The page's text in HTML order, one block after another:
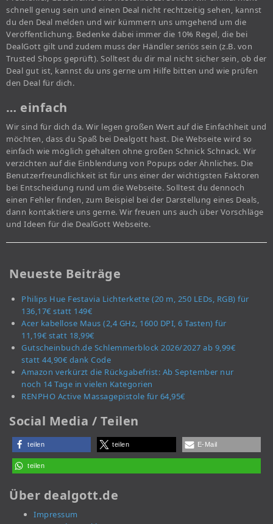
schnell genug sein und einen Deal nicht rechtzeitig sehen, kannst
du den Deal melden und wir kümmern uns umgehend um die
Veröffentlichung. Bedenke dabei immer die 10% Regel, die bei
DealGott gilt und zudem muss der Händler seriös sein (z.B. von
Trusted Shops geprüft). Solltest du dir mal nicht sicher sein, ob der
Deal gut ist, kannst du uns gerne um Hilfe bitten und wie prüfen
den Deal für dich.
… einfach
Wir sind für dich da. Wir legen großen Wert auf die Einfachheit und
möchten, dass du Spaß bei Dealgott hast. Die Webseite wird so
einfach wie möglich gehalten ohne großen Schnick Schnack. Wir
verzichten auf die Einblendung von Popups oder Ähnliches. Die
Benutzerfreundlichkeit ist für uns einer der wichtigsten Faktoren
bei Entscheidung rund um die Webseite. Solltest du dennoch
einen Fehler finden, zum Beispiel bei der Darstellung eines Deals,
dann kontaktiere uns gerne. Wir freuen uns auch über Vorschläge
und Ideen für die DealGott Webseite.
Neueste Beiträge
Philips Hue Festavia Lichterkette (20 m, 250 LEDs, RGB) für
136,17€ statt 149€
Acer kabellose Maus (2,4 GHz, 1600 DPI, 6 Tasten) für
11,19€ statt 18,99€
Gutscheinbuch.de Schlemmerblock 2026/2027 ab 9,99€
statt 44,90€ dank Code
Amazon verkürzt die Rückgabefrist: Ab September nur
noch 14 Tage in vielen Kategorien
RENPHO Active Massagepistole für 64,95€
Social Media / Teilen
teilen teilen E-Mail
teilen
Über dealgott.de
Impressum